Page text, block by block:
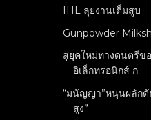
IHL ลุยงานเต็มสูบ
Gunpowder
สู่ยุคใหม่ทางดนตรีข
อิเล็กทรอนิกส์ ก...
“มนัญญา”หนุนผลัก
สูง”